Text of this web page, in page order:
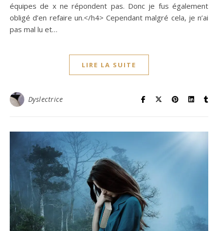
équipes de x ne répondent pas. Donc je fus également
obligé d’en refaire un.</h4> Cependant malgré cela, je n’ai
pas mal lu et…
LIRE LA SUITE
Dyslectrice